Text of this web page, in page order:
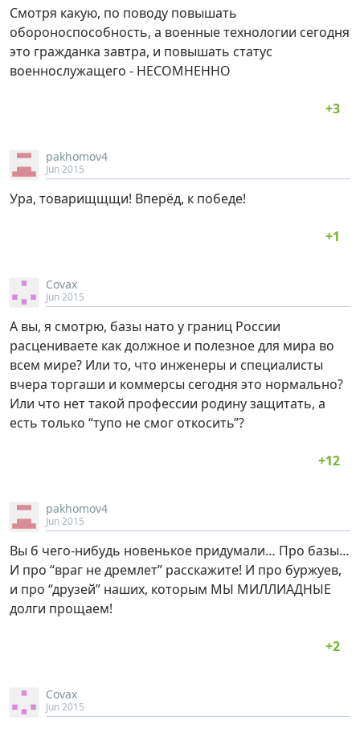
Смотря какую, по поводу повышать
обороноспособность, а военные технологии сегодня
это гражданка завтра, и повышать статус
военнослужащего - НЕСОМНЕННО
pakhomov4
Jun 2015
Ура, товарищщщи! Вперёд, к победе!
Covax
Jun 2015
А вы, я смотрю, базы нато у границ России
расцениваете как должное и полезное для мира во
всем мире? Или то, что инженеры и специалисты
вчера торгаши и коммерсы сегодня это нормально?
Или что нет такой профессии родину защитать, а
есть только “тупо не смог откосить”?
pakhomov4
Jun 2015
Вы б чего-нибудь новенькое придумали… Про базы…
И про “враг не дремлет” расскажите! И про буржуев,
и про “друзей” наших, которым МЫ МИЛЛИАДНЫЕ
долги прощаем!
Covax
Jun 2015